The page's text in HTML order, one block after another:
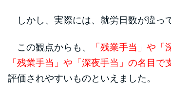
しかし、 実際には、就労日数が違っ
この観点からも 、
「残業手当」や
「残業手当」や「深夜手当」の名目で
評価されやすいものといえました。